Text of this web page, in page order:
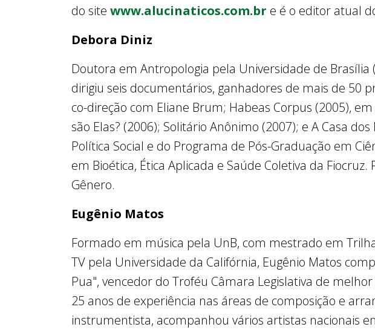
do site www.alucinaticos.com.br e é o editor atual
Debora Diniz
Doutora em Antropologia pela Universidade de
dirigiu seis documentários, ganhadores de mais de 50
co-direção com Eliane Brum; Habeas Corpus (2005),
são Elas? (2006); Solitário Anônimo (2007); e A Casa
Política Social e do Programa de Pós-Graduação em
em Bioética, Ética Aplicada e Saúde Coletiva da
Gênero.
Eugênio Matos
Formado em música pela UnB, com mestrado em
TV pela Universidade da Califórnia, Eugênio Matos
Pua", vencedor do Troféu Câmara Legislativa de
25 anos de experiência nas áreas de composição e
instrumentista, acompanhou vários artistas nacionais